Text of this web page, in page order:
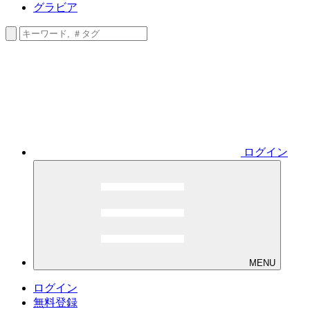
グラビア
ログイン
MENU
ログイン
無料登録